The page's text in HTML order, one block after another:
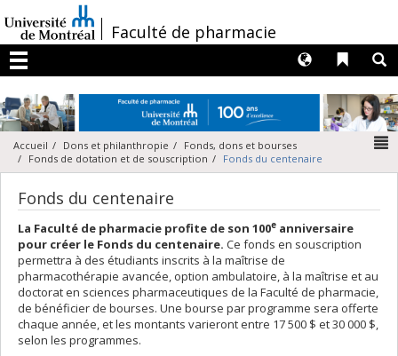
au
contenu
/Faculté de pharmacie
Menu
Liens
Langues
Accueil Dons et philanthropie
Fonds, dons et bourses
Fonds de dotation et de souscription
Fonds du centenaire
Fonds du centenaire
La Faculté de pharmacie profite de son 100e anniversaire
pour créer le Fonds du centenaire. Ce fonds en souscription
permettra à des étudiants inscrits à la maîtrise de
pharmacothérapie avancée, option ambulatoire, à la maîtrise et au
doctorat en sciences pharmaceutiques de la Faculté de pharmacie,
de bénéficier de bourses. Une bourse par programme sera offerte
chaque année, et les montants varieront entre 17 500 $ et 30 000 $,
selon les programmes.